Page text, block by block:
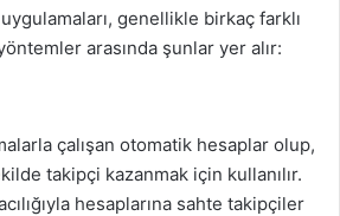
genellikle birkaç farklı
arasında şunlar yer alır:
çalışan otomatik hesaplar olup,
takipçi kazanmak için kullanılır.
hesaplarına sahte takipçiler